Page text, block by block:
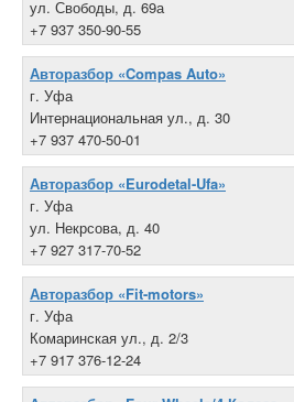
ул. Свободы, д. 69а
+7 937 350-90-55
Авторазбор «Compas Auto»
г. Уфа
Интернациональная ул., д. 30
+7 937 470-50-01
Авторазбор «Eurodetal-Ufa»
г. Уфа
ул. Некрсова, д. 40
+7 927 317-70-52
Авторазбор «Fit-motors»
г. Уфа
Комаринская ул., д. 2/3
+7 917 376-12-24